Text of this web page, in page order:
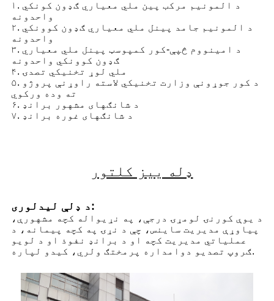
۱. د المونیم مرکب پین ملي معیاري ګډون کونکي
واحدونه
۲. د المونیم جامد پینل ملي معیاري ګډون کوونکي
واحدونه
۳. د امینووم څپې-کور کمپوسټ پینل ملي معیاري
ګډون کوونکي واحدونه
۴. ملي لوړ تخنیکي تصدۍ
۵. د کور جوړونې وزارت تخنیکي لاسته راوړنې پروژو
ته وده ورکوي
۶. د شانګهای مشهور برانډ
۷. د شانګهای غوره برانډ
ډله ییز کلتور
د ډلې لیدلوری:
د یوې کورنۍ لومړۍ درجې، په نړیواله کچه مشهورې،
پیاوړې مدیریت ساینس، چې د نړۍ په کچه پیمانه، د
عملیاتي مدیریت کچه ​​او د برانډ نفوذ او د لویو
ګروپ تصدیو دوامداره پرمختګ ولري، کیدو لپاره.